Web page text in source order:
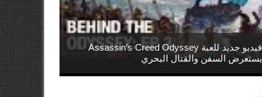
فيديو جديد للعبة Assassin’s Creed Odyssey
يستعرض السفن والقتال البحري